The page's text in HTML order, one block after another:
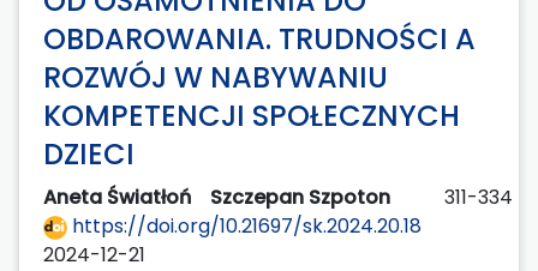
OBDAROWANIA. TRUDNOŚCI A
ROZWÓJ W NABYWANIU
KOMPETENCJI SPOŁECZNYCH
DZIECI
Aneta Światłoń Szczepan Szpoton
311-334
https://doi.org/10.21697/sk.2024.20.18
2024-12-21